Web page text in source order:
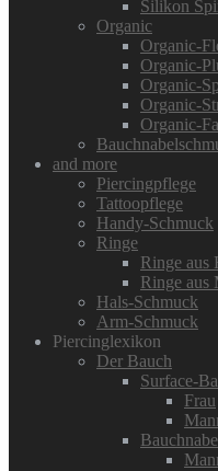
Silikon
Organic
Organic-
Organic-
Organic-
Organic-
Organic-
and more
Piercingpflege
Tattoopflege
Handy-Schmuck
Ringe
Ringe aus
Ringe aus
Hals-Schmuck
Arm-Schmuck
Piercinglexikon
Der Bauch
Surface-
Frau